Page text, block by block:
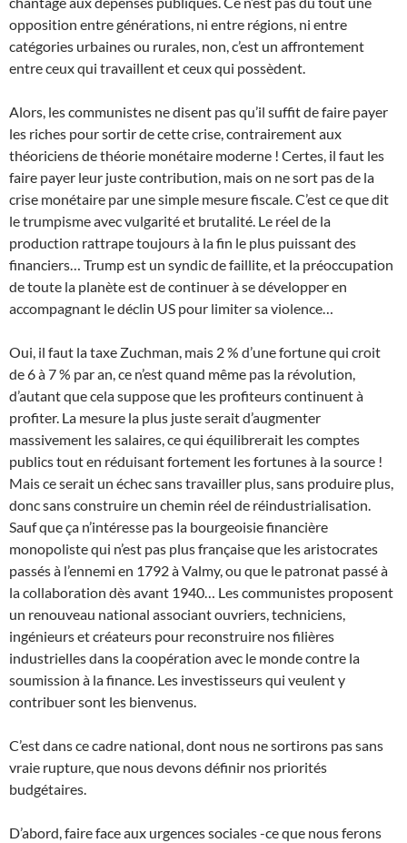
opposition entre générations, ni entre régions, ni entre
catégories urbaines ou rurales, non, c’est un affrontement
entre ceux qui travaillent et ceux qui possèdent.
Alors, les communistes ne disent pas qu’il suffit de faire payer
les riches pour sortir de cette crise, contrairement aux
théoriciens de théorie monétaire moderne ! Certes, il faut les
faire payer leur juste contribution, mais on ne sort pas de la
crise monétaire par une simple mesure fiscale. C’est ce que dit
le trumpisme avec vulgarité et brutalité. Le réel de la
production rattrape toujours à la fin le plus puissant des
financiers… Trump est un syndic de faillite, et la préoccupation
de toute la planète est de continuer à se développer en
accompagnant le déclin US pour limiter sa violence…
Oui, il faut la taxe Zuchman, mais 2 % d’une fortune qui croit
de 6 à 7 % par an, ce n’est quand même pas la révolution,
d’autant que cela suppose que les profiteurs continuent à
profiter. La mesure la plus juste serait d’augmenter
massivement les salaires, ce qui équilibrerait les comptes
publics tout en réduisant fortement les fortunes à la source !
Mais ce serait un échec sans travailler plus, sans produire plus,
donc sans construire un chemin réel de réindustrialisation.
Sauf que ça n’intéresse pas la bourgeoisie financière
monopoliste qui n’est pas plus française que les aristocrates
passés à l’ennemi en 1792 à Valmy, ou que le patronat passé à
la collaboration dès avant 1940… Les communistes proposent
un renouveau national associant ouvriers, techniciens,
ingénieurs et créateurs pour reconstruire nos filières
industrielles dans la coopération avec le monde contre la
soumission à la finance. Les investisseurs qui veulent y
contribuer sont les bienvenus.
C’est dans ce cadre national, dont nous ne sortirons pas sans
vraie rupture, que nous devons définir nos priorités
budgétaires.
D’abord, faire face aux urgences sociales -ce que nous ferons